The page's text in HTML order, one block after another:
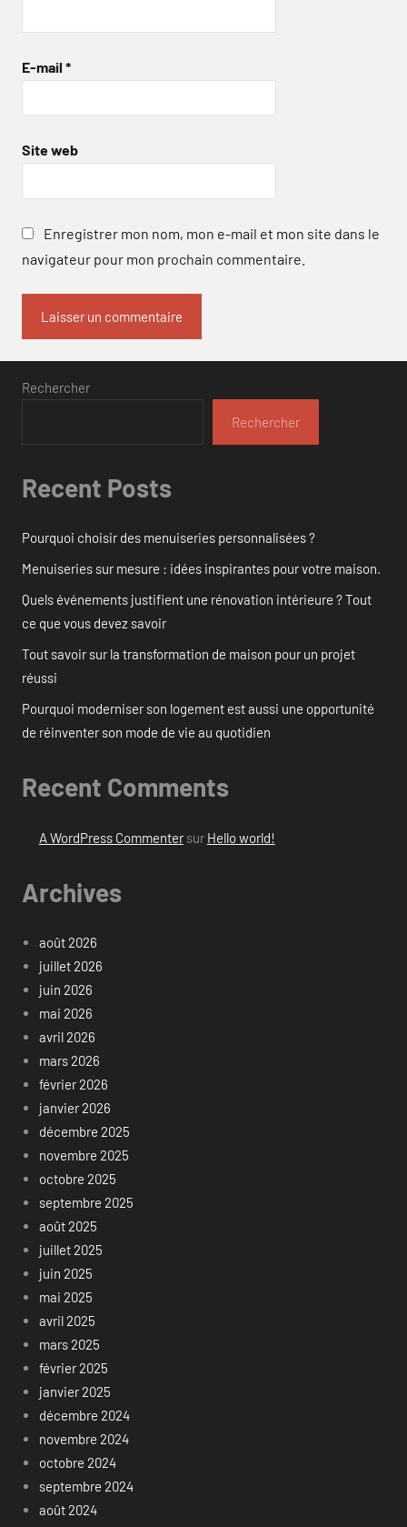
E-mail *
Site web
Enregistrer mon nom, mon e-mail et mon site dans le
navigateur pour mon prochain commentaire.
Rechercher
Rechercher
Recent Posts
Pourquoi choisir des menuiseries personnalisées ?
Menuiseries sur mesure : idées inspirantes pour votre maison.
Quels événements justifient une rénovation intérieure ? Tout
ce que vous devez savoir
Tout savoir sur la transformation de maison pour un projet
réussi
Pourquoi moderniser son logement est aussi une opportunité
de réinventer son mode de vie au quotidien
Recent Comments
A WordPress Commentersur Hello world!
Archives
août 2026
juillet 2026
juin 2026
mai 2026
avril 2026
mars 2026
février 2026
janvier 2026
décembre 2025
novembre 2025
octobre 2025
septembre 2025
août 2025
juillet 2025
juin 2025
mai 2025
avril 2025
mars 2025
février 2025
janvier 2025
décembre 2024
novembre 2024
octobre 2024
septembre 2024
août 2024